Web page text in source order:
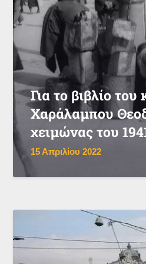
Για το βιβλίο
Χαράλαμπου
χειμώνας του
15 Απριλίου 2022